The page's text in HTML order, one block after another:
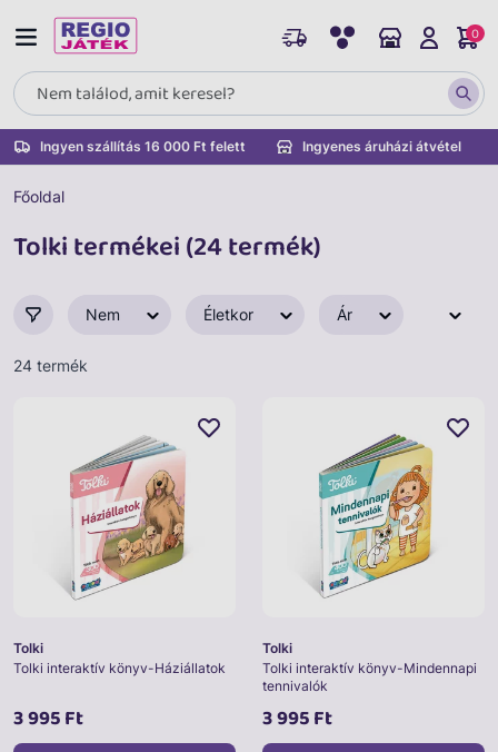
Ingyen szállítás 16 000 Ft felett Ingyenes áruházi átvétel
0
Főoldal
Tolki termékei (24 termék)
Nem Életkor Ár
24 termék
Tolki
Tolki interaktív könyv-Háziállatok
3 995 Ft
Tolki
Tolki interaktív könyv-Mindennapi
tennivalók
3 995 Ft